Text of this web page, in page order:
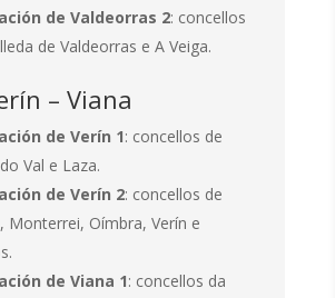
de Valdeorras 2: concellos
de Valdeorras e A Veiga.
– Viana
de Verín 1: concellos de
Val e Laza.
de Verín 2: concellos de
Monterrei, Oímbra, Verín e
de Viana 1: concellos da